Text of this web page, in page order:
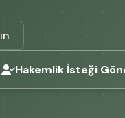
Hakemlik İsteği